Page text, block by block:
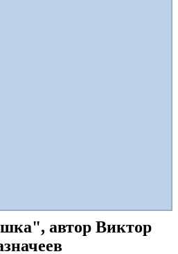
автор Виктор